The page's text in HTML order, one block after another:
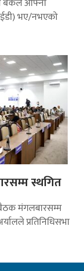
भए/नभएको
स्थगित
बैठक मंगलबारसम्म
प्रतिनिधिसभा